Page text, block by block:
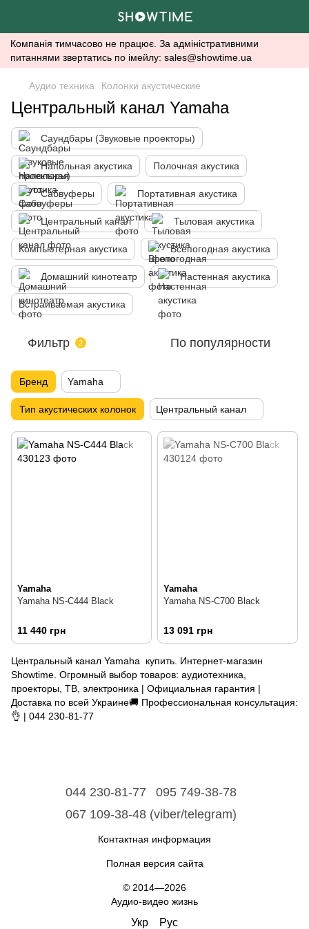
Компанія тимчасово не працює. За адміністративними
питаннями звертатись по імейлу: sales@showtime.ua
Аудио техника Колонки акустические
Центральный канал Yamaha
Саундбары (Звуковые проекторы)
Напольная акустика Полочная акустика
Сабвуферы Портативная акустика
Центральный канал Тыловая акустика
Компьютерная акустика Всепогодная акустика
Домашний кинотеатр Настенная акустика
Встраиваемая акустика
Фильтр 2 По популярности
Бренд Yamaha
Тип акустических колонок Центральный канал
Yamaha
Yamaha NS-C444 Black
11 440 грн
Yamaha
Yamaha NS-C700 Black
13 091 грн
Центральный канал Yamaha купить. Интернет-магазин
Showtime. Огромный выбор товаров: аудиотехника,
проекторы, ТВ, электроника | Официальная гарантия |
Доставка по всей Украине🚚 Профессиональная консультация:
👌 | 044 230-81-77
044 230-81-77
095 749-38-78
067 109-38-48 (viber/telegram)
Контактная информация
Полная версия сайта
© 2014—2026
Аудио-видео жизнь
Укр Рус